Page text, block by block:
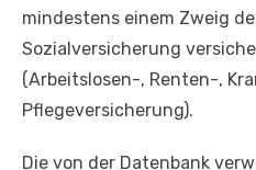
mindestens einem Zweig
Sozialversicherung
(Arbeitslosen-, Renten-,
Pflegeversicherung).
Die von der Datenbank